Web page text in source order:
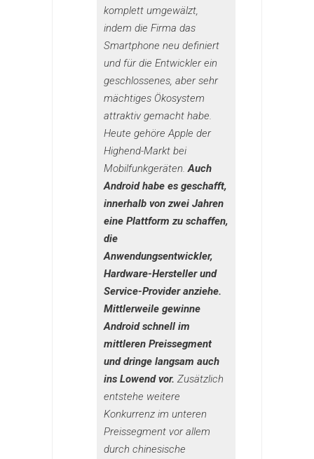
komplett umgewälzt,
indem die Firma das
Smartphone neu definiert
und für die Entwickler ein
geschlossenes, aber sehr
mächtiges Ökosystem
attraktiv gemacht habe.
Heute gehöre Apple der
Highend-Markt bei
Mobilfunkgeräten.Auch
Android habe es geschafft,
innerhalb von zwei Jahren
eine Plattform zu schaffen,
die
Anwendungsentwickler,
Hardware-Hersteller und
Service-Provider anziehe.
Mittlerweile gewinne
Android schnell im
mittleren Preissegment
und dringe langsam auch
ins Lowend vor. Zusätzlich
entstehe weitere
Konkurrenz im unteren
Preissegment vor allem
durch chinesische